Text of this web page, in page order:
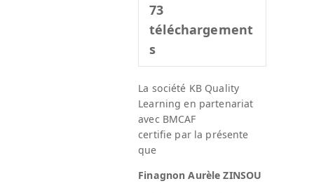
73
téléchargement
s
La société KB Quality
Learning en partenariat
avec BMCAF
certifie par la présente
que
Finagnon Aurèle ZINSOU